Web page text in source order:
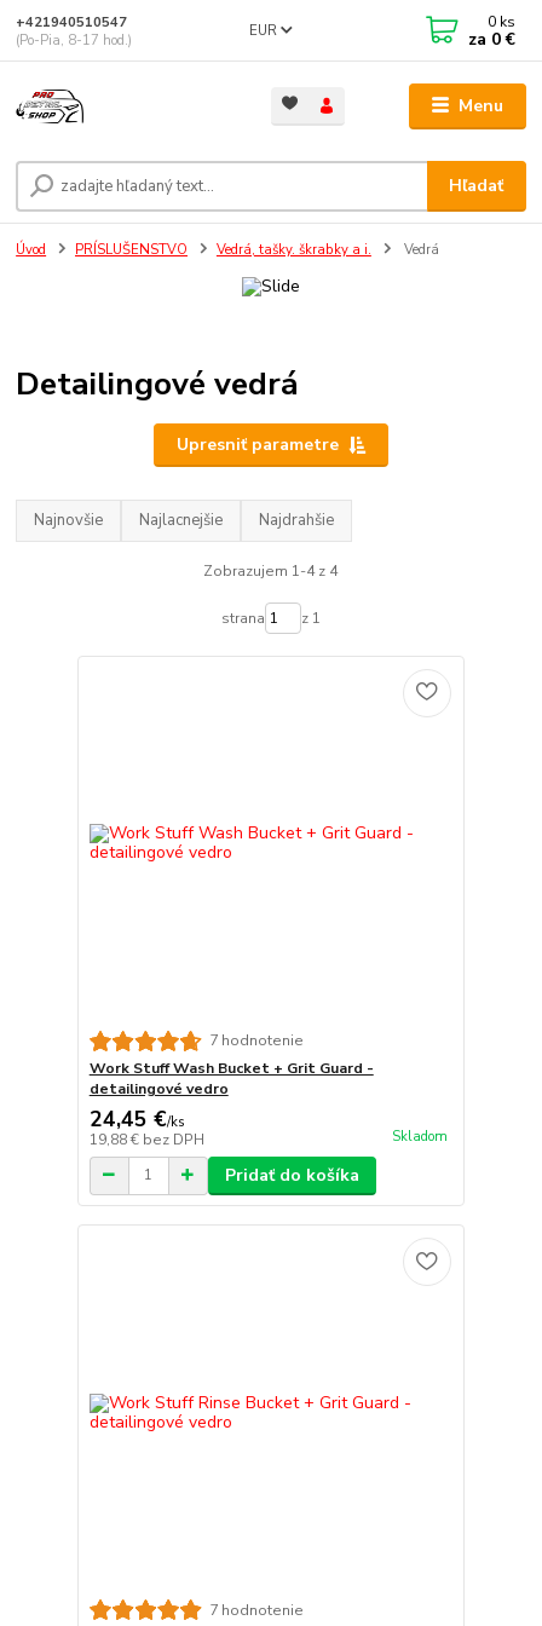
Menu
EUR
Hľadať
+421940510547
(Po-Pia, 8-17 hod.)
0 ks
za 0 €
Úvod PRÍSLUŠENSTVO Vedrá, tašky. škrabky a i. Vedrá
Detailingové vedrá
Upresniť parametre
Najnovšie Najlacnejšie Najdrahšie
Zobrazujem 1-4 z 4
strana z 1
7 hodnotenie
Work Stuff Wash Bucket + Grit Guard -
detailingové vedro
24,45 €/ks
19,88 € bez DPH Skladom
Pridať do košíka
7 hodnotenie